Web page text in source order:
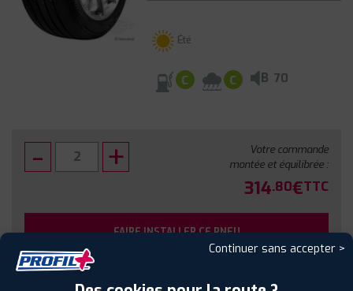
Été
C C B 70
Votre commande
montée et équilibrée :
314.80€TTC
FAIRE INSTALLER CE PNEU
Sous réserve de disponibilité en agence
Continuer sans accepter >